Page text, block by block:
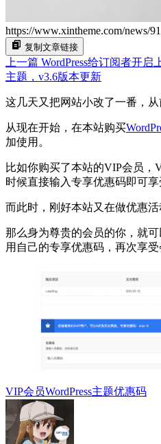
https://www.xintheme.com/news/
复制文章链接
上一篇 WordPress给订阅者开启
主题，v3.6版本更新
这几天又把网站小改了一番，
从现在开始，在本站购买
加使用。
比如你购买了本站的VIP会员，
时候直接输入专享优惠码即可享
而此时，刚好本站又在做优惠
那么身为尊贵的会员的你，就
用自己的专享优惠码，再次享受
VIP会员WordPress主题优惠码